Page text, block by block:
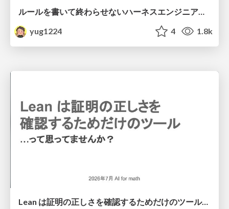
ルールを書いて終わらせないハーネスエンジニアリング
yug1224
4 1.8k
Lean は証明の正しさを確認するためだけのツールって思ってませんか？